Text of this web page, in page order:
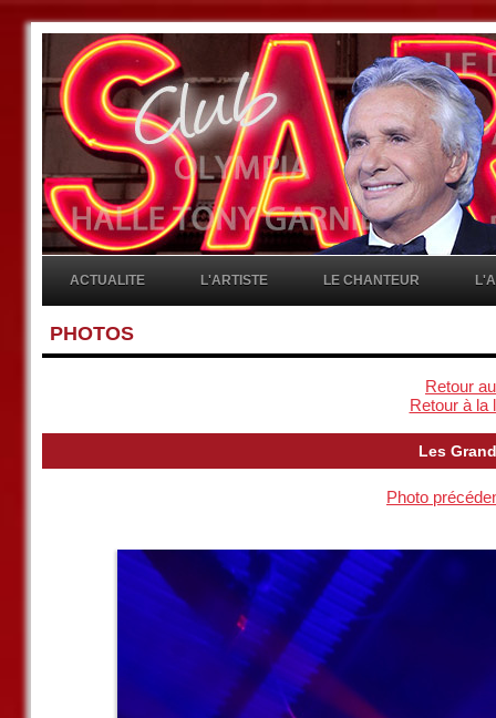
ACTUALITE L'ARTISTE LE CHANTEUR
PHOTOS
Retour
Retour à la
Les
Photo